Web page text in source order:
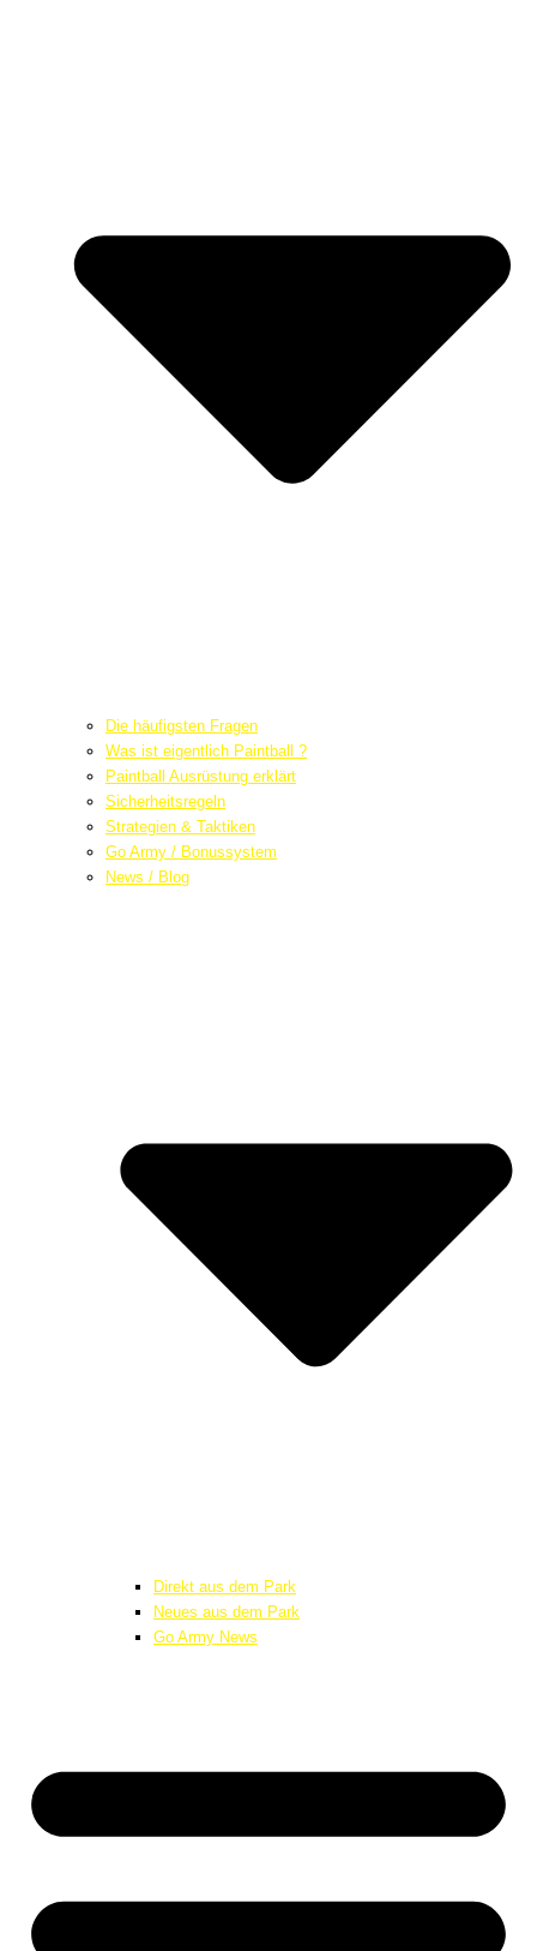
Die häufigsten Fragen
Was ist eigentlich Paintball ?
Paintball Ausrüstung erklärt
Sicherheitsregeln
Strategien & Taktiken
Go Army / Bonussystem
News / Blog
Direkt aus dem Park
Neues aus dem Park
Go Army News